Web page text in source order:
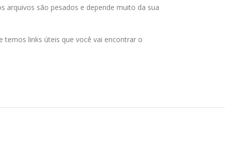
arquivos são pesados e depende muito da sua
temos links úteis que você vai encontrar o